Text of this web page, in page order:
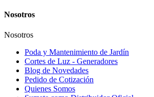
Nosotros
Nosotros
Poda y Mantenimiento de Jardín
Cortes de Luz - Generadores
Blog de Novedades
Pedido de Cotización
Quienes Somos